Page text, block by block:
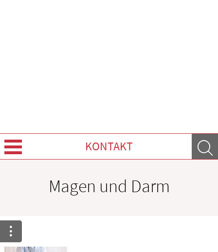
KONTAKT
Ratgeber
Krankheiten & Therapie
Magen und Darm